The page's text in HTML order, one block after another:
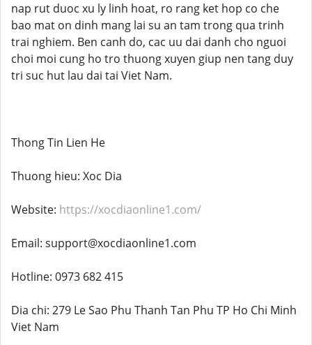
nap rut duoc xu ly linh hoat, ro rang ket hop co che
bao mat on dinh mang lai su an tam trong qua trinh
trai nghiem. Ben canh do, cac uu dai danh cho nguoi
choi moi cung ho tro thuong xuyen giup nen tang duy
tri suc hut lau dai tai Viet Nam.
Thong Tin Lien He
Thuong hieu: Xoc Dia
Website: https://xocdiaonline1.com/
Email: support@xocdiaonline1.com
Hotline: 0973 682 415
Dia chi: 279 Le Sao Phu Thanh Tan Phu TP Ho Chi Minh
Viet Nam